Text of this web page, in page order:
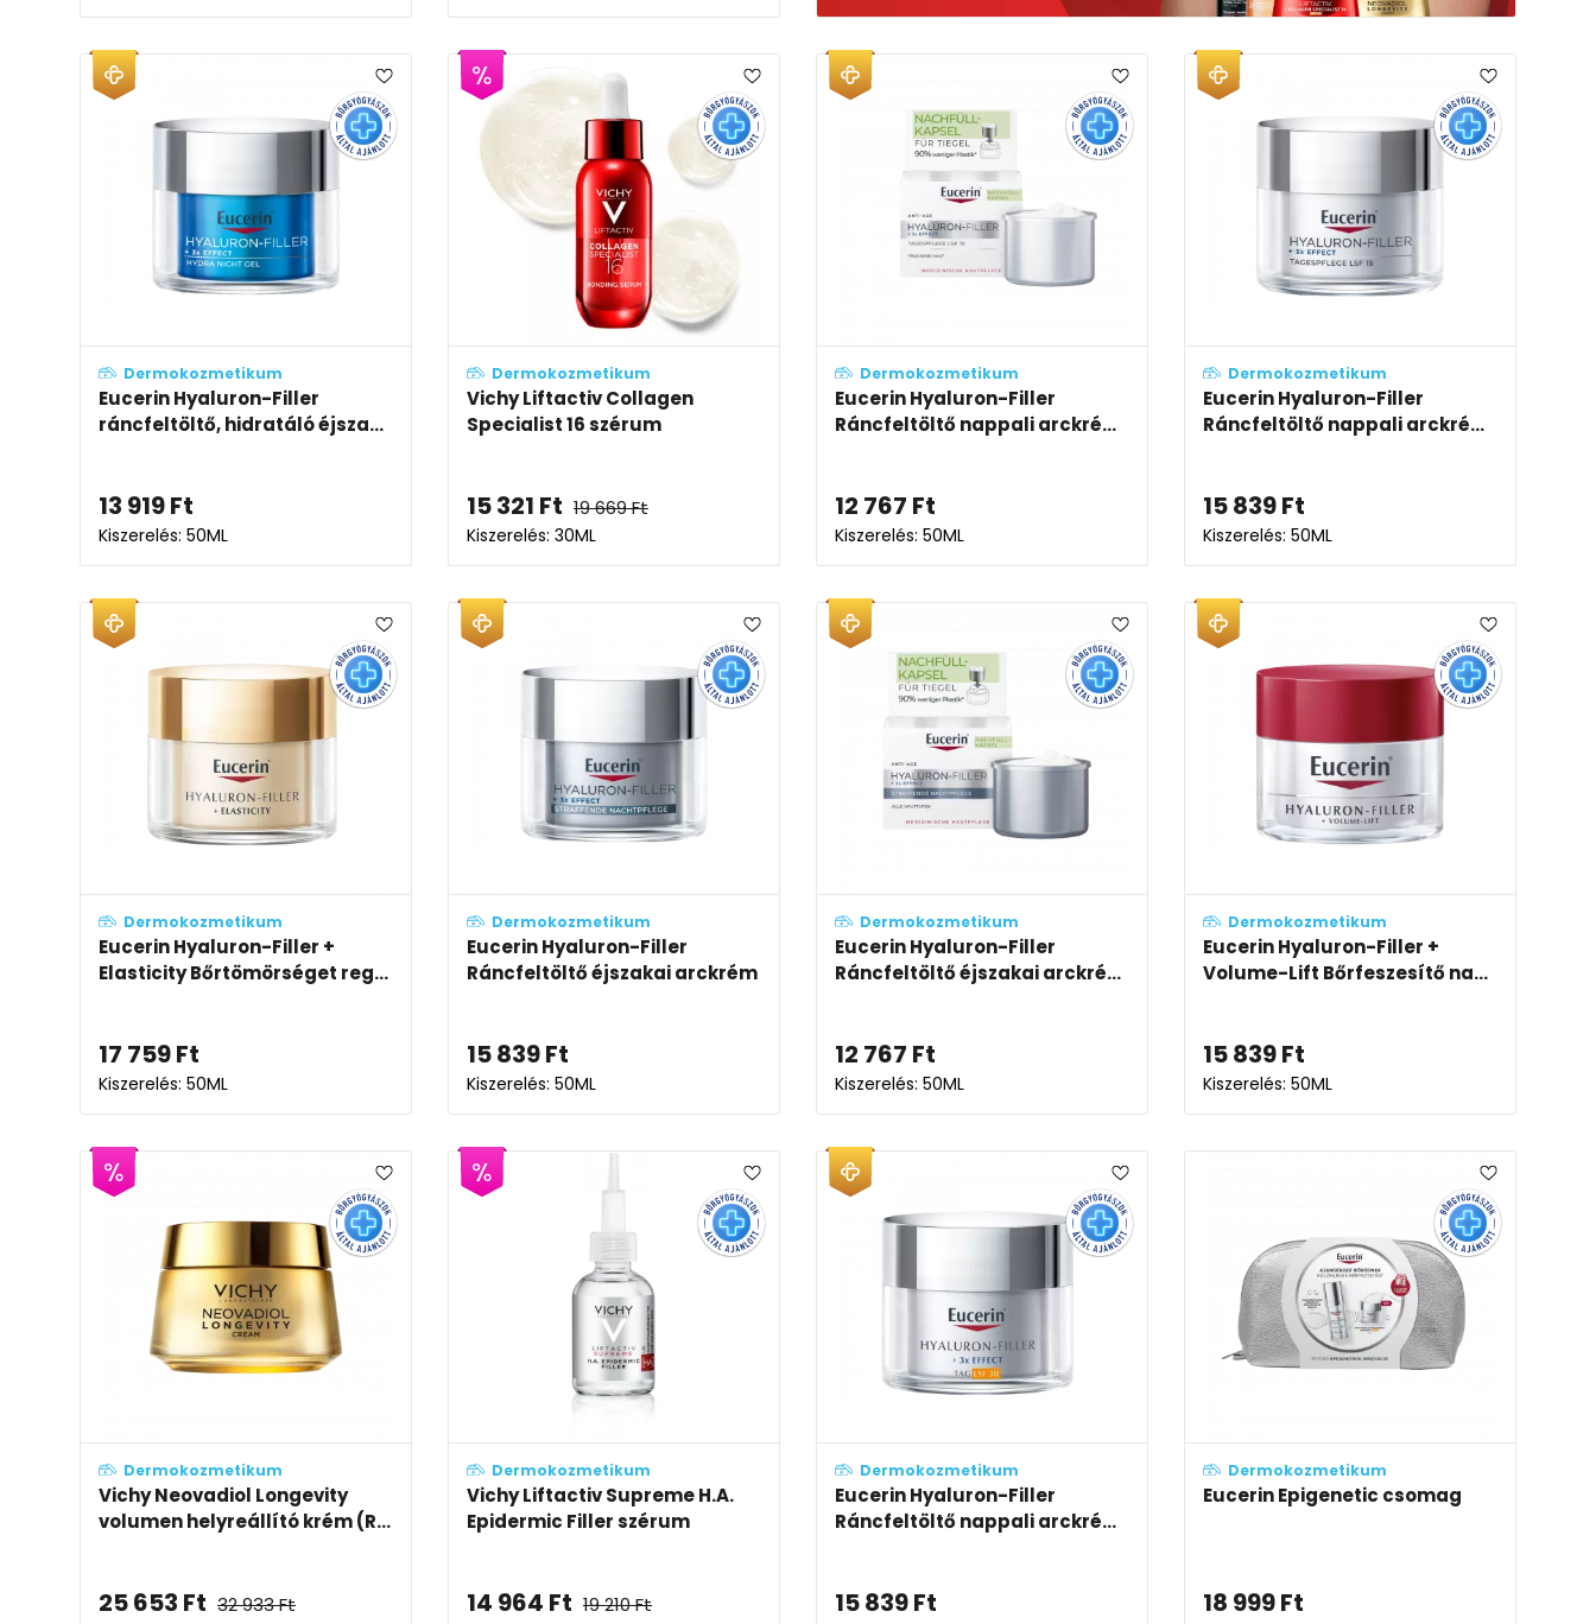
Dermokozmetikum
Eucerin Hyaluron-Filler
ráncfeltöltő, hidratáló éjsza...
13 919Ft
Kiszerelés: 50ML
Dermokozmetikum
Vichy Liftactiv Collagen
Specialist 16 szérum
15 321 Ft 19 669Ft
Kiszerelés: 30ML
Dermokozmetikum
Eucerin Hyaluron-Filler
Ráncfeltöltő nappali arckré...
12 767 Ft
Kiszerelés: 50ML
Dermokozmetikum
Eucerin Hyaluron-Filler
Ráncfeltöltő nappali arckré...
15 839Ft
Kiszerelés: 50ML
Dermokozmetikum
Eucerin Hyaluron-Filler +
Elasticity Bőrtömörséget reg...
17 759Ft
Kiszerelés: 50ML
Dermokozmetikum
Eucerin Hyaluron-Filler
Ráncfeltöltő éjszakai arckrém
15 839Ft
Kiszerelés: 50ML
Dermokozmetikum
Eucerin Hyaluron-Filler
Ráncfeltöltő éjszakai arckré...
12 767 Ft
Kiszerelés: 50ML
Dermokozmetikum
Eucerin Hyaluron-Filler +
Volume-Lift Bőrfeszesítő na...
15 839Ft
Kiszerelés: 50ML
Dermokozmetikum
Vichy Neovadiol Longevity
volumen helyreállító krém (R...
25 653 Ft 32 933Ft
Dermokozmetikum
Vichy Liftactiv Supreme H.A.
Epidermic Filler szérum
14 964 Ft 19 210Ft
Dermokozmetikum
Eucerin Hyaluron-Filler
Ráncfeltöltő nappali arckré...
15 839Ft
Dermokozmetikum
Eucerin Epigenetic csomag
18 999Ft